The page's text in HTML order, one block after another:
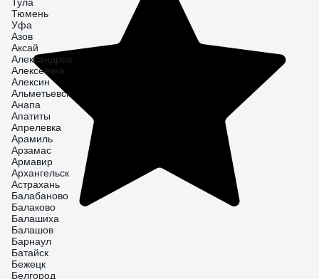
Тюмень
Уфа
Азов
Аксай
Александров
Алексеевка
Алексин
Альметьевск
Анапа
Апатиты
Апрелевка
Арамиль
Арзамас
Армавир
Архангельск
Астрахань
Балабаново
Балаково
Балашиха
Балашов
Барнаул
Батайск
Бежецк
Белгород